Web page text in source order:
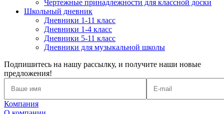
Чертежные принадлежности для классной доски
Школьный дневник
Дневники 1-11 класс
Дневники 1-4 класс
Дневники 5-11 класс
Дневники для музыкальной школы
Подпишитесь на нашу рассылку, и получите наши новые
предложения!
Компания